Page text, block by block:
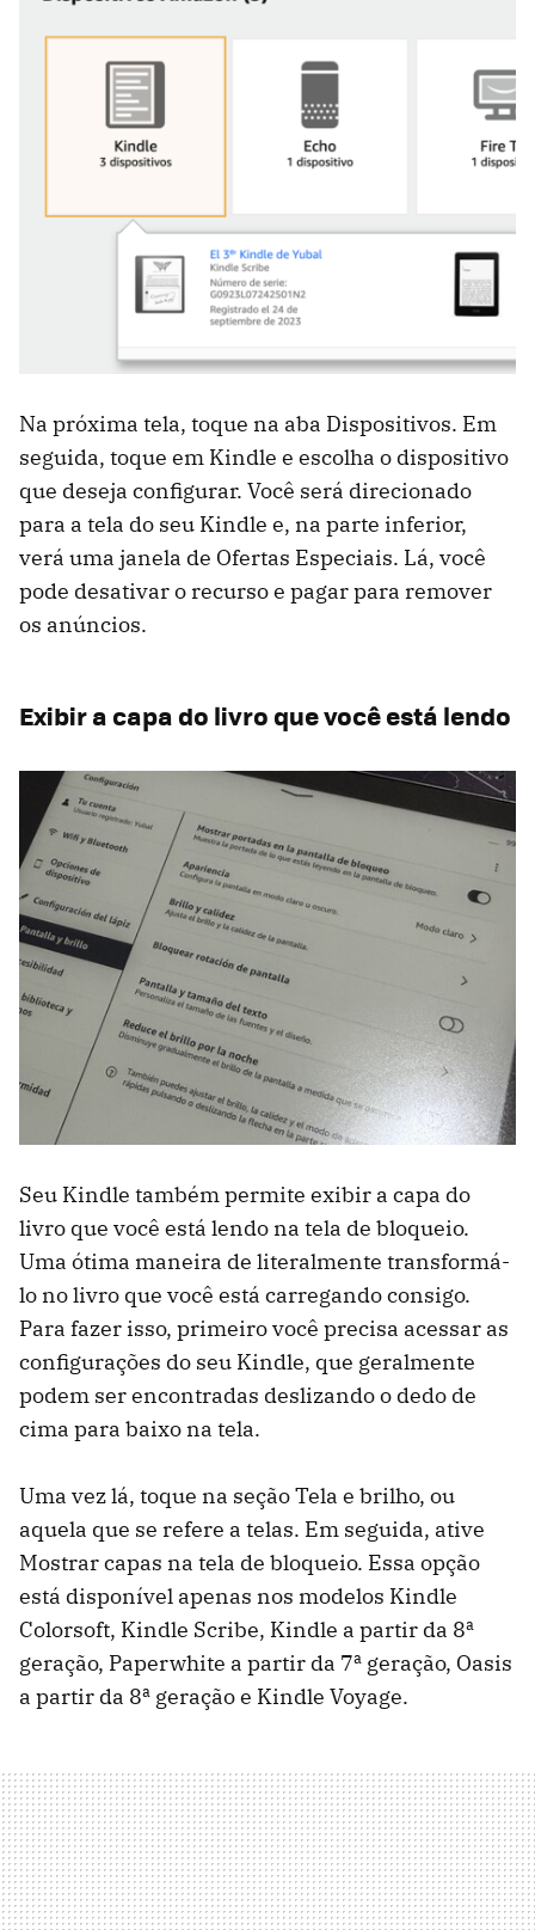
Na próxima tela, toque na aba Dispositivos. Em
seguida, toque em Kindle e escolha o dispositivo
que deseja configurar. Você será direcionado
para a tela do seu Kindle e, na parte inferior,
verá uma janela de Ofertas Especiais. Lá, você
pode desativar o recurso e pagar para remover
os anúncios.
Exibir a capa do livro que você está lendo
Seu Kindle também permite exibir a capa do
livro que você está lendo na tela de bloqueio.
Uma ótima maneira de literalmente transformá-
lo no livro que você está carregando consigo.
Para fazer isso, primeiro você precisa acessar as
configurações do seu Kindle, que geralmente
podem ser encontradas deslizando o dedo de
cima para baixo na tela.
Uma vez lá, toque na seção Tela e brilho, ou
aquela que se refere a telas. Em seguida, ative
Mostrar capas na tela de bloqueio. Essa opção
está disponível apenas nos modelos Kindle
Colorsoft, Kindle Scribe, Kindle a partir da 8ª
geração, Paperwhite a partir da 7ª geração, Oasis
a partir da 8ª geração e Kindle Voyage.